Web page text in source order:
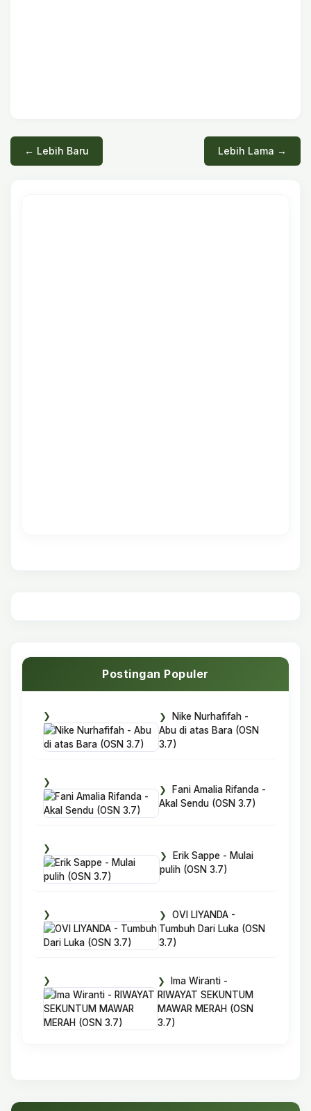
← Lebih Baru Lebih Lama →
Postingan Populer
Nike Nurhafifah -
Abu di atas Bara (OSN
3.7)
Fani Amalia Rifanda -
Akal Sendu (OSN 3.7)
Erik Sappe - Mulai
pulih (OSN 3.7)
OVI LIYANDA -
Tumbuh Dari Luka (OSN
3.7)
Ima Wiranti -
RIWAYAT SEKUNTUM
MAWAR MERAH (OSN
3.7)